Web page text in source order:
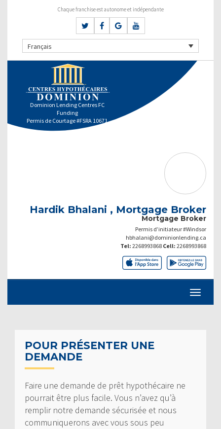
Chaque franchise est autonome et indépendante
Français
Dominion Lending Centres FC
Funding
Permis de Courtage #FSRA 10671
Hardik Bhalani , Mortgage Broker
Mortgage Broker
Permis d’initiateur #Windsor
hbhalani@dominionlending.ca
Tel: 2268993868 Cell: 2268993868
POUR PRÉSENTER UNE
DEMANDE
Faire une demande de prêt hypothécaire ne
pourrait être plus facile. Vous n’avez qu’à
remplir notre demande sécurisée et nous
communiquerons avec vous sous peu